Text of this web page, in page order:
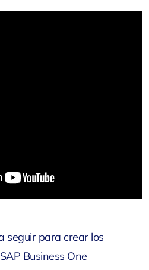
seguir para crear los
Business One